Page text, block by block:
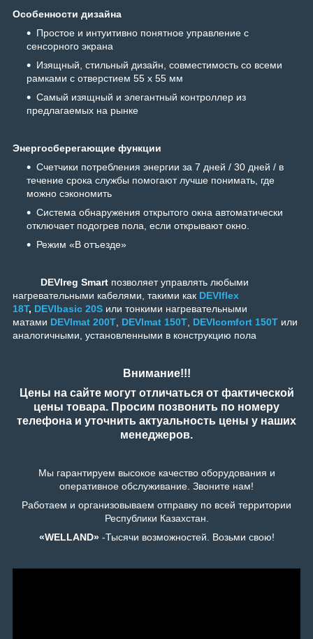
Особенности дизайна
Простое и интуитивно понятное управление с
сенсорного экрана
Изящный, стильный дизайн, совместимость со всеми
рамками с отверстием 55 х 55 мм
Самый изящный и элегантный контроллер из
предлагаемых на рынке
Энергосберегающие функции
Счетчики потребления энергии за 7 дней / 30 дней / в
течение срока службы помогают лучше понимать, где
можно сэкономить
Система обнаружения открытого окна автоматически
отключает подогрев пола, если открывают окно.
Режим «В отъезде»
DEVIreg Smart позволяет управлять любыми
нагревательными кабелями, такими как DEVIflex
18T, DEVIbasic 20S или тонкими нагревательными
матами DEVImat 200T DEVImat 150T DEVIcomfort 150T или
аналогичными, установленными в конструкцию пола
Внимание!!!
Цены на сайте могут отличаться от фактической
цены товара. Просим позвонить по номеру
телефона и уточнить актуальность цены у наших
менеджеров.
Мы гарантируем высокое качество оборудования и
оперативное обслуживание. Звоните нам!
Работаем и организовываем отправку по всей территории
Республики Казахстан.
«WELLAND»-Тысячи возможностей. Возьми свою!